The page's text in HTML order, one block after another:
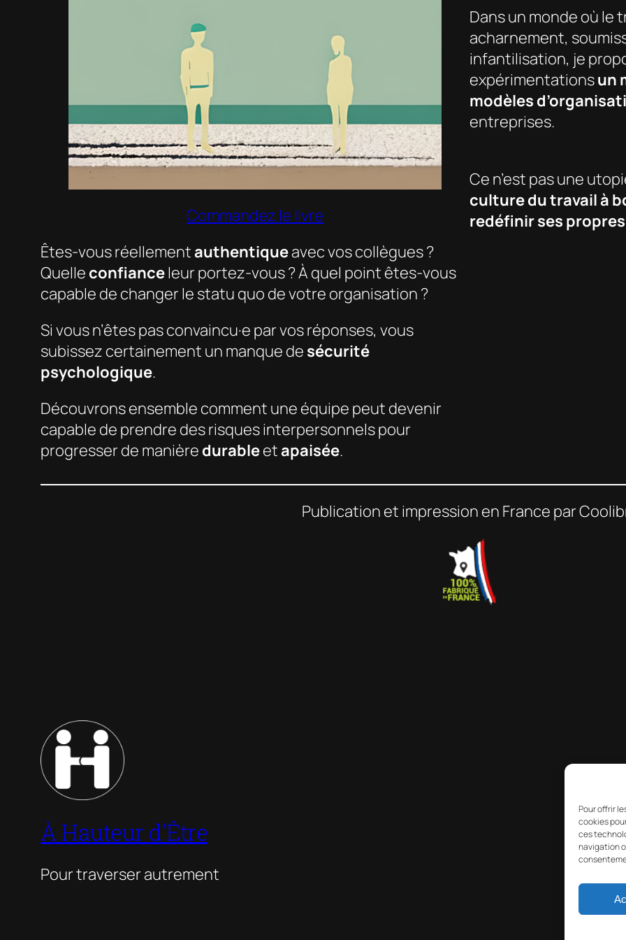
Pour offrir
cookies
ces
navigation
Commandez le livre
Êtes-vous réellement authentiqueavec vos collègues ?
Quelle confianceleur portez-vous ? À quel point êtes-vous
capable de changer le statu quo de votre organisation ?
Si vous n’êtes pas convaincu·e par vos réponses, vous
subissez certainement un manque de sécurité
psychologique.
Découvrons ensemble comment une équipe peut devenir
capable de prendre des risques interpersonnels pour
progresser de manière durableet apaisée.
Dans un monde où le
acharnement,
infantilisation, je
expérimentationsun
modèles
entreprises.
Ce n’est pas une
culture du travail à
redéfinir ses
Publication et impression en France par
À Hauteur d'Être
Pour traverser autrement